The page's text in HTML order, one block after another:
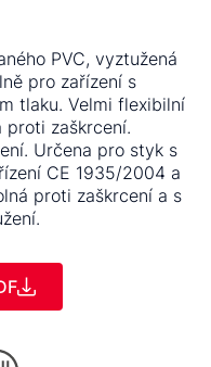
PVC, vyztužená
pro zařízení s
tlaku. Velmi flexibilní
proti zaškrcení.
Určena pro styk s
CE 1935/2004 a
proti zaškrcení a s